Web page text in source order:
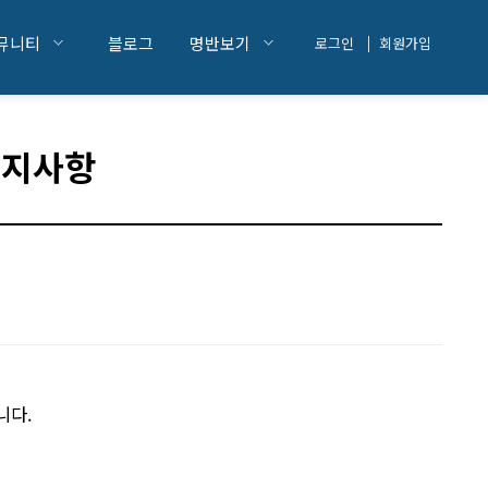
로그인 회원가입
니티 블로그 명반보기
사항
다.